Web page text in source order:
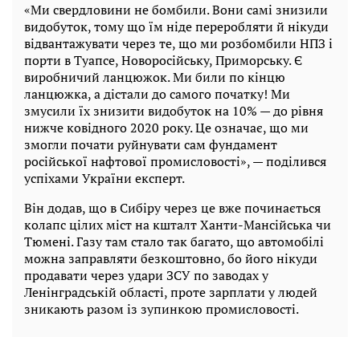
«Ми свердловини не бомбили. Вони самі знизили
видобуток, тому що їм ніде переробляти й нікуди
відвантажувати через те, що ми розбомбили НПЗ і
порти в Туапсе, Новоросійську, Приморську. Є
виробничий ланцюжок. Ми били по кінцю
ланцюжка, а дістали до самого початку! Ми
змусили їх знизити видобуток на 10% — до рівня
нижче ковідного 2020 року. Це означає, що ми
змогли почати руйнувати сам фундамент
російської нафтової промисловості», — поділився
успіхами України експерт.
Він додав, що в Сибіру через це вже починається
колапс цілих міст на кшталт Ханти-Мансійська чи
Тюмені. Газу там стало так багато, що автомобілі
можна заправляти безкоштовно, бо його нікуди
продавати через удари ЗСУ по заводах у
Ленінградській області, проте зарплати у людей
зникають разом із зупинкою промисловості.